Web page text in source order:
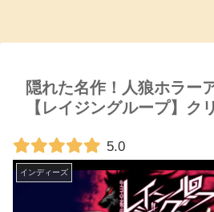
隠れた名作！人狼ホラー
【レイジングループ】ク
5.0
インディーズ